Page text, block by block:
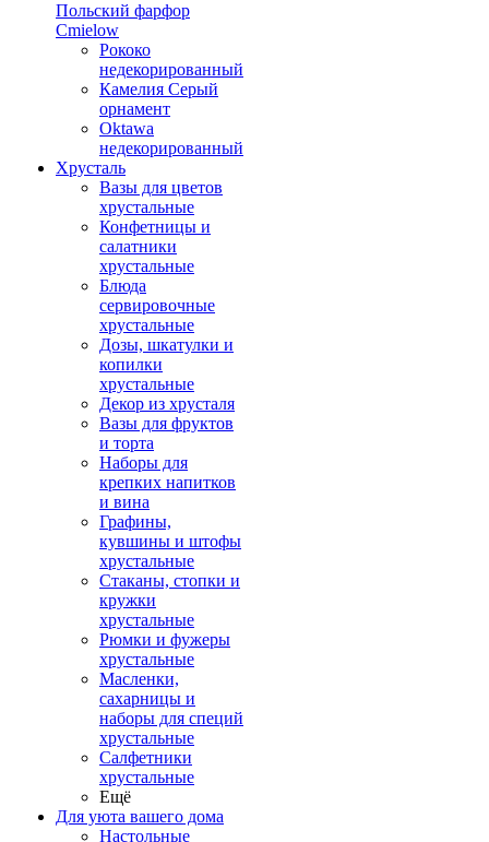
Польский фарфор
Сmielow
Рококо
недекорированный
Камелия Серый
орнамент
Oktawa
недекорированный
Хрусталь
Вазы для цветов
хрустальные
Конфетницы и
салатники
хрустальные
Блюда
сервировочные
хрустальные
Дозы, шкатулки и
копилки
хрустальные
Декор из хрусталя
Вазы для фруктов
и торта
Наборы для
крепких напитков
и вина
Графины,
кувшины и штофы
хрустальные
Стаканы, стопки и
кружки
хрустальные
Рюмки и фужеры
хрустальные
Масленки,
сахарницы и
наборы для специй
хрустальные
Салфетники
хрустальные
Ещё
Для уюта вашего дома
Настольные